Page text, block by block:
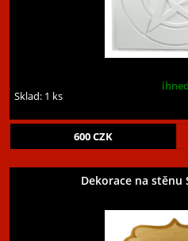
ihned
Sklad: 1 ks
600CZK
Dekorace na stěnu